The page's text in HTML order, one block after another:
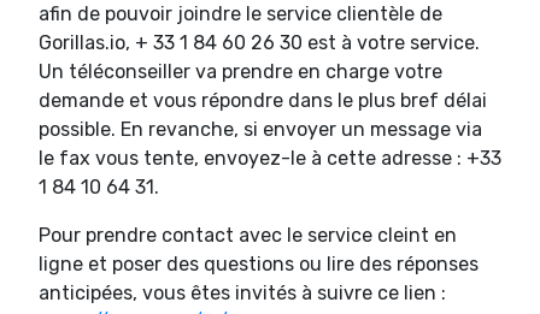
afin de pouvoir joindre le service clientèle de
Gorillas.io, + 33 1 84 60 26 30 est à votre service.
Un téléconseiller va prendre en charge votre
demande et vous répondre dans le plus bref délai
possible. En revanche, si envoyer un message via
le fax vous tente, envoyez-le à cette adresse : +33
1 84 10 64 31.
Pour prendre contact avec le service cleint en
ligne et poser des questions ou lire des réponses
anticipées, vous êtes invités à suivre ce lien :